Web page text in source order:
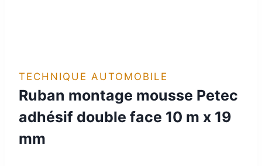
TECHNIQUE AUTOMOBILE
Ruban montage mousse Petec
adhésif double face 10 m x 19
mm